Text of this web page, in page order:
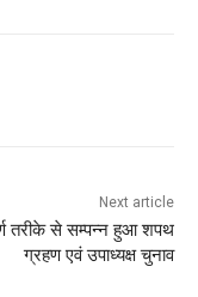
Next article
तरीके से सम्पन्न हुआ शपथ
ग्रहण एवं उपाध्यक्ष चुनाव